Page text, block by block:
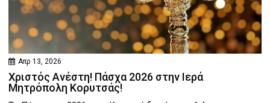
Απρ 13, 2026
Χριστός Ανέστη! Πάσχα 2026 στην Ιερά
Μητρόπολη Κορυτσάς!